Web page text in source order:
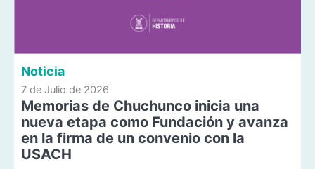
Noticia
7 de Julio de 2026
Memorias de Chuchunco inicia una
nueva etapa como Fundación y avanza
en la firma de un convenio con la
USACH